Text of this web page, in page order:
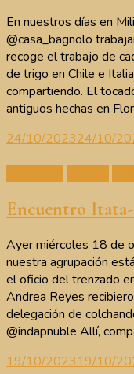
En nuestros días en
@casa_bagnolo
recoge el trabajo de
de trigo en Chile e
compartiendo. El
antiguos hechas en
24/10/202324/10/
Encuentro
Ayer miércoles 18 de
nuestra agrupación
el oficio del trenzado
Andrea Reyes
delegación de
@indapnuble Allí,
19/10/202319/10/